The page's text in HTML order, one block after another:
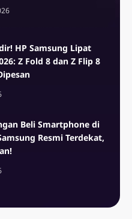
HP Samsung Lipat
Z Fold 8 dan Z Flip 8
Beli Smartphone di
Resmi Terdekat,